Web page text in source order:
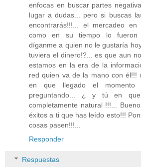
enfocas en buscar partes
lugar a dudas... pero si buscas
encontrarás!!!... el mercadeo
como en su tiempo lo fueron
díganme a quien no le gustaría
tuviera el dinero!?... es que aun
estamos en la era de la
red quien va de la mano con él!!!
en que llegado el momento
preguntando... ¿ y tú en
completamente natural !!!...
éxitos a ti que has leído esto!!!
cosas pasen!!!...
Responder
Respuestas